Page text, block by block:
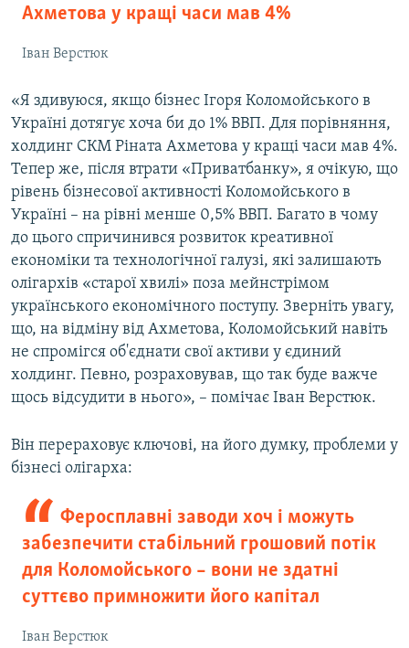
Ахметова у кращі часи мав 4%
Іван Верстюк
«Я здивуюся, якщо бізнес Ігоря Коломойського в
Україні дотягує хоча би до 1% ВВП. Для порівняння,
холдинг СКМ Ріната Ахметова у кращі часи мав 4%.
Тепер же, після втрати «Приватбанку», я очікую, що
рівень бізнесової активності Коломойського в
Україні – на рівні менше 0,5% ВВП. Багато в чому
до цього спричинився розвиток креативної
економіки та технологічної галузі, які залишають
олігархів «старої хвилі» поза мейнстрімом
українського економічного поступу. Зверніть увагу,
що, на відміну від Ахметова, Коломойський навіть
не спромігся об'єднати свої активи у єдиний
холдинг. Певно, розраховував, що так буде важче
щось відсудити в нього», – помічає Іван Верстюк.
Він перераховує ключові, на його думку, проблеми у
бізнесі олігарха:
Феросплавні заводи хоч і можуть
забезпечити стабільний грошовий потік
для Коломойського – вони не здатні
суттєво примножити його капітал
Іван Верстюк